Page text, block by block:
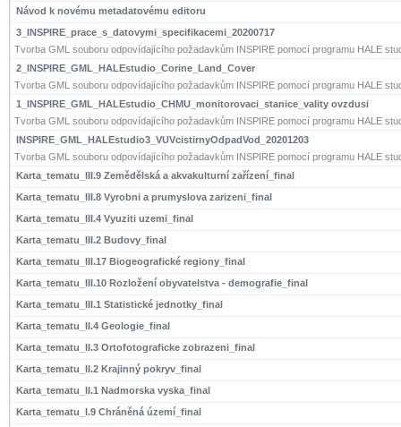
Návod k novému metadatovému editoru
3_INSPIRE_prace_s_datovymi_specifikacemi_20200717
Tvorba GML souboru odpovídajícího požadavkům INSPIRE pomocí programu HALE
2_INSPIRE_GML_HALEstudio_Corine_Land_Cover
Tvorba GML souboru odpovídajícího požadavkům INSPIRE pomocí programu HALE
1_INSPIRE_GML_HALEstudio_CHMU_monitorovaci_stanice_vality ovzdusi
Tvorba GML souboru odpovídajícího požadavkům INSPIRE pomocí programu HALE
INSPIRE_GML_HALEstudio3_VUVcistirnyOdpadVod_20201203
Tvorba GML souboru odpovídajícího požadavkům INSPIRE pomocí programu HALE
Karta_tematu_III.9 Zemědělská a akvakulturní zařízení_final
Karta_tematu_III.8 Vyrobni a prumyslova zarizeni_final
Karta_tematu_III.4 Vyuziti uzemi_final
Karta_tematu_III.2 Budovy_final
Karta_tematu_III.17 Biogeografické regiony_final
Karta_tematu_III.10 Rozložení obyvatelstva - demografie_final
Karta_tematu_III.1 Statistické jednotky_final
Karta_tematu_II.4 Geologie_final
Karta_tematu_II.3 Ortofotograficke zobrazeni_final
Karta_tematu_II.2 Krajinný pokryv_final
Karta_tematu_II.1 Nadmorska vyska_final
Karta_tematu_I.9 Chráněná území_final